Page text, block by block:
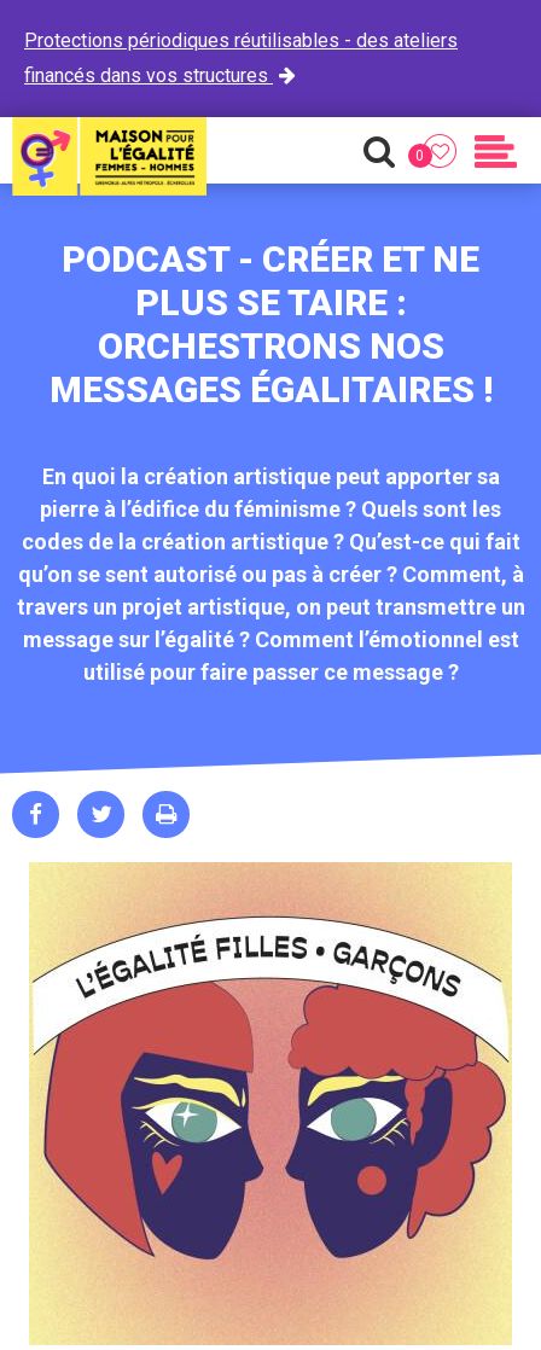
Protections périodiques réutilisables - des ateliers
financés dans vos structures

Recherche
0
Favoris
PODCAST - CRÉER ET NE
PLUS SE TAIRE :
ORCHESTRONS NOS
MESSAGES ÉGALITAIRES !
En quoi la création artistique peut apporter sa
pierre à l’édifice du féminisme ? Quels sont les
codes de la création artistique ? Qu’est-ce qui fait
qu’on se sent autorisé ou pas à créer ? Comment, à
travers un projet artistique, on peut transmettre un
message sur l’égalité ? Comment l’émotionnel est
utilisé pour faire passer ce message ?
  